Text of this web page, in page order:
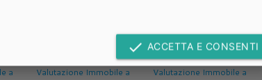
a
Valutazione Immobile a
Valutazione Immobile a
done ACCETTA E CONSENTI